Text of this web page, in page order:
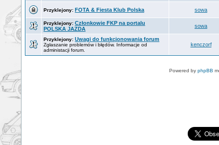
Przyklejony: FOTA & Fiesta Klub Polska sowa
Przyklejony: Członkowie FKP na portalu
POLSKA JAZDA
sowa
Przyklejony: Uwagi do funkcjonowania forum
Zgłaszanie problemów i błędów. Informacje od
administacji forum.
kenczorf
Powered by phpBB